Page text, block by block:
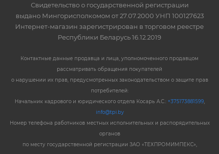
Свидетельство о государственной регистрации
выдано Мингорисполкомом от 27.07.2000 УНП 100127623
Интернет-магазин зарегистрирован в торговом реестре
Республики Беларусь 16.12.2019
Контактные данные продавца и лица, уполномоченного продавцом
рассматривать обращения покупателей
о нарушении их прав, предусмотренных законодательством о защите прав
потребителей:
Начальник кадрового и юридического отдела Косарь А.С.: +375173881599,
info@tpi.by
Номер телефона работников местных исполнительных и распорядительных
органов
по месту государственной регистрации ЗАО «ТЕХПРОМИМПЕКС»,